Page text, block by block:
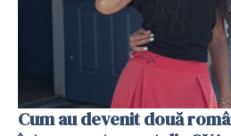
Cum au devenit două